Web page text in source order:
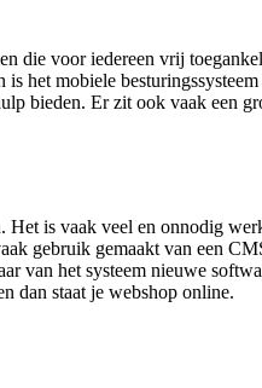
die voor iedereen vrij
het mobiele
bieden. Er zit ook vaak een
is vaak veel en onnodig
gebruik gemaakt van een
van het systeem nieuwe
dan staat je webshop online.